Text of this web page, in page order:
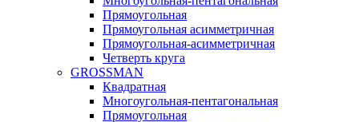
Прямоугольная
Прямоугольная асимметричная
Прямоугольная-асимметричная
Четверть круга
GROSSMAN
Квадратная
Многоугольная-пентагональная
Прямоугольная